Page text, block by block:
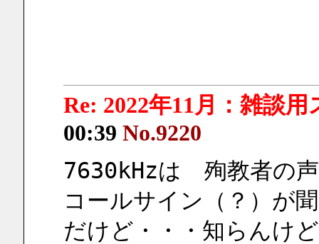
Re: 2022年11月：雑談
00:39 No.9220
7630kHzは　殉教者の
コールサイン（？）が
だけど・・・知らんけ